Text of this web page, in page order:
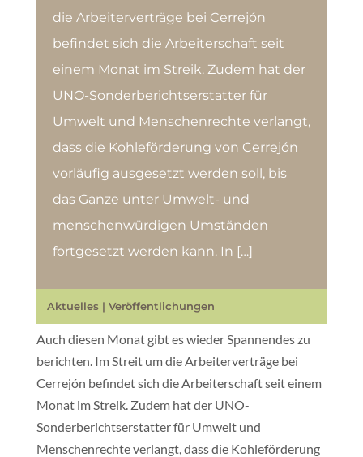
die Arbeiterverträge bei Cerrejón
befindet sich die Arbeiterschaft seit
einem Monat im Streik. Zudem hat der
UNO-Sonderberichtserstatter für
Umwelt und Menschenrechte verlangt,
dass die Kohleförderung von Cerrejón
vorläufig ausgesetzt werden soll, bis
das Ganze unter Umwelt- und
menschenwürdigen Umständen
fortgesetzt werden kann. In […]
Aktuelles| Veröffentlichungen
Auch diesen Monat gibt es wieder Spannendes zu
berichten. Im Streit um die Arbeiterverträge bei
Cerrejón befindet sich die Arbeiterschaft seit einem
Monat im Streik. Zudem hat der UNO-
Sonderberichtserstatter für Umwelt und
Menschenrechte verlangt, dass die Kohleförderung